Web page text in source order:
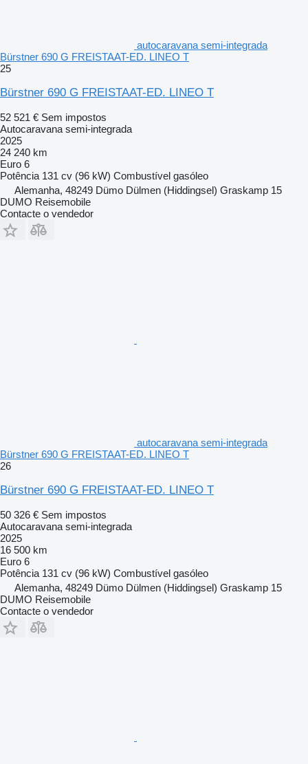
autocaravana semi-integrada
Bürstner 690 G FREISTAAT-ED. LINEO T
25
Bürstner 690 G FREISTAAT-ED. LINEO T
52 521 € Sem impostos
Autocaravana semi-integrada
2025
24 240 km
Euro 6
Potência 131 cv (96 kW) Combustível gasóleo
Alemanha, 48249 Dümo Dülmen (Hiddingsel) Graskamp 15
DUMO Reisemobile
Contacte o vendedor
autocaravana semi-integrada
Bürstner 690 G FREISTAAT-ED. LINEO T
26
Bürstner 690 G FREISTAAT-ED. LINEO T
50 326 € Sem impostos
Autocaravana semi-integrada
2025
16 500 km
Euro 6
Potência 131 cv (96 kW) Combustível gasóleo
Alemanha, 48249 Dümo Dülmen (Hiddingsel) Graskamp 15
DUMO Reisemobile
Contacte o vendedor